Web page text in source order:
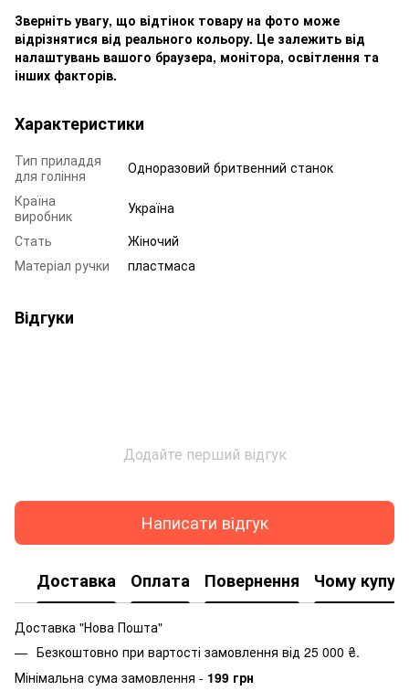
Зверніть увагу, що відтінок товару на фото може
відрізнятися від реального кольору. Це залежить від
налаштувань вашого браузера, монітора, освітлення та
інших факторів.
Характеристики
Тип приладдя
для гоління
Одноразовий бритвенний станок
Країна
виробник
Україна
Стать
Жіночий
Матеріал ручки
пластмаса
Відгуки
Додайте перший відгук
Написати відгук
Доставка Оплата Повернення Чому
Доставка "Нова Пошта"
Безкоштовно при вартості замовлення від 25 000 ₴.
Мінімальна сума замовлення - 199 грн